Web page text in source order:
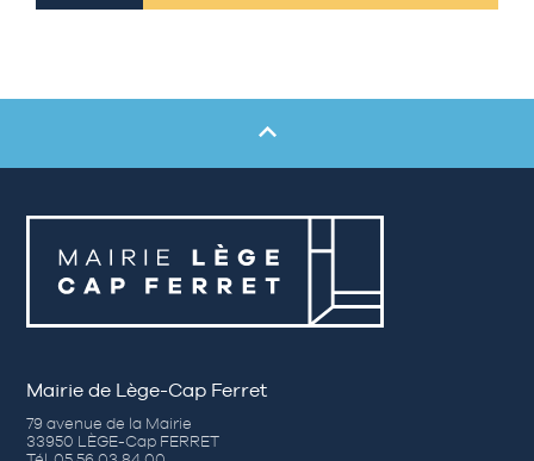
Mairie de Lège-Cap Ferret
79 avenue de la Mairie
33950 LÈGE-Cap FERRET